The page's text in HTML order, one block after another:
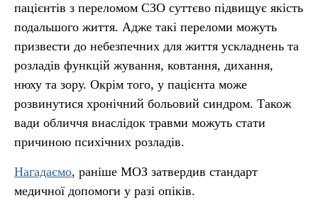
пацієнтів з переломом СЗО суттєво підвищує якість
подальшого життя. Адже такі переломи можуть
призвести до небезпечних для життя ускладнень та
розладів функцій жування, ковтання, дихання,
нюху та зору. Окрім того, у пацієнта може
розвинутися хронічний больовий синдром. Також
вади обличчя внаслідок травми можуть стати
причиною психічних розладів.
Нагадаємо, раніше МОЗ затвердив стандарт
медичної допомоги у разі опіків.